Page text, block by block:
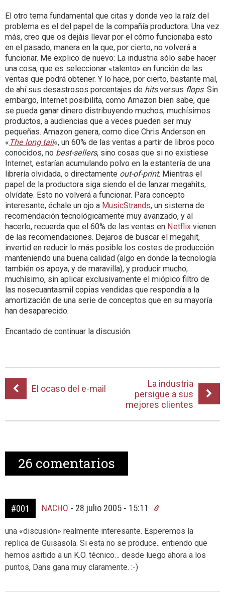
El otro tema fundamental que citas y donde veo la raíz del
problema es el del papel de la compañía productora. Una vez
más, creo que os dejáis llevar por el cómo funcionaba esto
en el pasado, manera en la que, por cierto, no volverá a
funcionar. Me explico de nuevo: La industria sólo sabe hacer
una cosa, que es seleccionar «talento» en función de las
ventas que podrá obtener. Y lo hace, por cierto, bastante mal,
de ahí sus desastrosos porcentajes de hitsversus flops. Sin
embargo, Internet posibilita, como Amazon bien sabe, que
se pueda ganar dinero distribuyendo muchos, muchísimos
productos, a audiencias que a veces pueden ser muy
pequeñas. Amazon genera, como dice Chris Anderson en
« The long tail«, un 60% de las ventas a partir de libros poco
conocidos, no best-sellers, sino cosas que si no existiese
Internet, estarían acumulando polvo en la estantería de una
librería olvidada, o directamente out-of-print. Mientras el
papel de la productora siga siendo el de lanzar megahits,
olvídate. Esto no volverá a funcionar. Para concepto
interesante, échale un ojo a MusicStrands, un sistema de
recomendación tecnológicamente muy avanzado, y al
hacerlo, recuerda que el 60% de las ventas en Netflix vienen
de las recomendaciones. Dejaros de buscar el megahit,
invertid en reducir lo más posible los costes de producción
manteniendo una buena calidad (algo en donde la tecnología
también os apoya, y de maravilla), y producir mucho,
muchísimo, sin aplicar exclusivamente el miópico filtro de
las nosecuantasmil copias vendidas que respondía a la
amortización de una serie de conceptos que en su mayoría
han desaparecido.
Encantado de continuar la discusión.
El ocaso del e-mail
La industria
persigue a sus
mejores clientes
26 comentarios
#001 NACHO - 28 julio 2005 - 15:11
una «discusión» realmente interesante. Esperemos la
replica de Guisasola. Si esta no se produce.. entiendo que
hemos asitido a un K.O. técnico… desde luego ahora a los
puntos, Dans gana muy claramente. :-)